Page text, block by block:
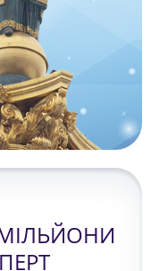
МІЛЬЙОНИ